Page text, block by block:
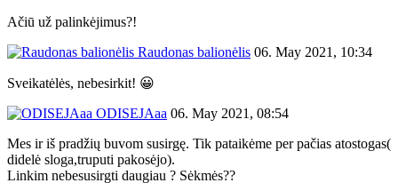
Ačiū už palinkėjimus?!
Raudonas balionėlis 06. May 2021, 10:34
Sveikatėlės, nebesirkit! 😀
ODISEJAaa 06. May 2021, 08:54
Mes ir iš pradžių buvom susirgę. Tik pataikėme per pačias atostogas(
didelė sloga,truputi pakosėjo).
Linkim nebesusirgti daugiau ? Sėkmės??